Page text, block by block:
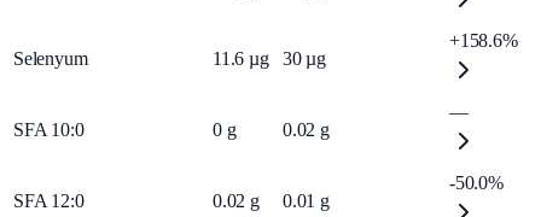
Selenyum 11.6 µg 30 µg
+158.6%
SFA 10:0 0 g 0.02 g
—
SFA 12:0 0.02 g 0.01 g
-50.0%